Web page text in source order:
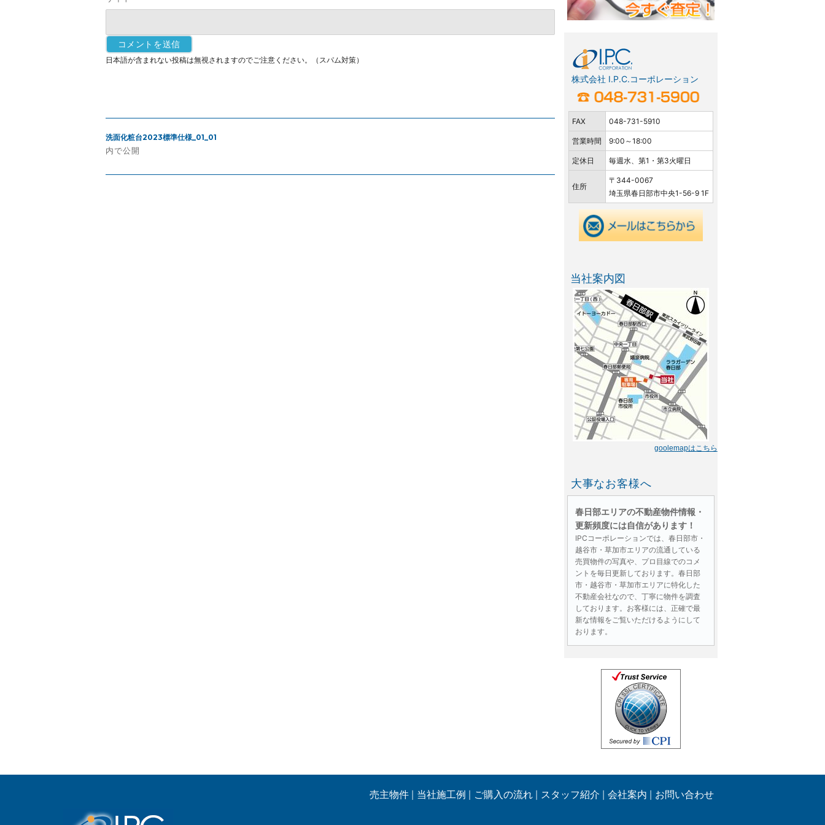
日本語が含まれない投稿は無視されますのでご注意ください。（スパム対策）
稿
洗面化粧台2023標準仕様_01_01
内で公開
株式会社 I.P.C.コーポレーション
FAX 048-731-5910
営業時間 9:00～18:00
定休日 毎週水、第1・第3火曜日
住所
〒344-0067
埼玉県春日部市中央1-56-9 1F
当社案内図
goolemapはこちら
大事なお客様へ
春日部エリアの不動産物件情報・
更新頻度には自信があります！
IPCコーポレーションでは、春日部市・
越谷市・草加市エリアの流通している
売買物件の写真や、プロ目線でのコメ
ントを毎日更新しております。春日部
市・越谷市・草加市エリアに特化した
不動産会社なので、丁寧に物件を調査
しております。お客様には、正確で最
新な情報をご覧いただけるようにして
おります。
物件情報はもちろん、ローンに関する
ご質問、売却査定など、不動産に関す
る様々なお問い合わせであれば即日ご
連絡いたします。営業時間外であって
も、メールでのお問い合わせは２４時
間受付しております。
お客様の目線、同じ立場で最後ま
生活する中で住まい選びはとても重要
です。
物件のご案内の際には、お客様にとっ
売主物件 当社施工例 ご購入の流れ スタッフ紹介 会社案内 お問い合わせ